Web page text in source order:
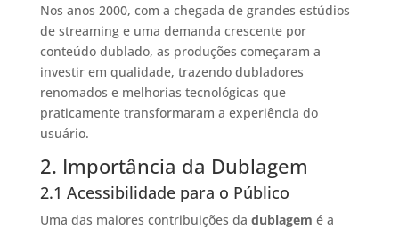
Nos anos 2000, com a chegada de grandes estúdios
de streaming e uma demanda crescente por
conteúdo dublado, as produções começaram a
investir em qualidade, trazendo dubladores
renomados e melhorias tecnológicas que
praticamente transformaram a experiência do
usuário.
2. Importância da Dublagem
2.1 Acessibilidade para o Público
Uma das maiores contribuições da dublagem é a